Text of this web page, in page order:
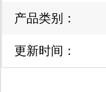
产品类别：
更新时间：